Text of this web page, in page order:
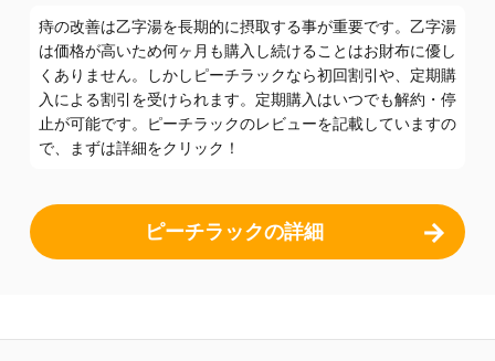
痔の改善は乙字湯を長期的に摂取する事が重要です。乙字湯
は価格が高いため何ヶ月も購入し続けることはお財布に優し
くありません。しかしピーチラックなら初回割引や、定期購
入による割引を受けられます。定期購入はいつでも解約・停
止が可能です。ピーチラックのレビューを記載していますの
で、まずは詳細をクリック！
ピーチラックの詳細